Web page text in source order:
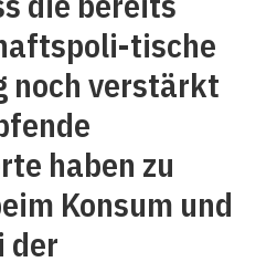
tische
noch verstärkt
haben zu
Konsum und
der